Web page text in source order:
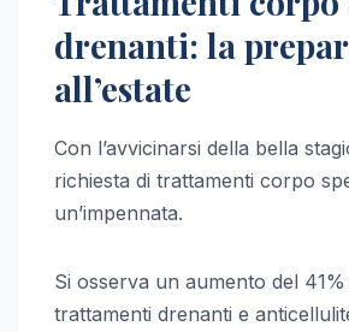
drenanti: la
all’estate
Con l’avvicinarsi della bella
richiesta di trattamenti corpo
un’impennata.
Si osserva un aumento del
trattamenti drenanti e